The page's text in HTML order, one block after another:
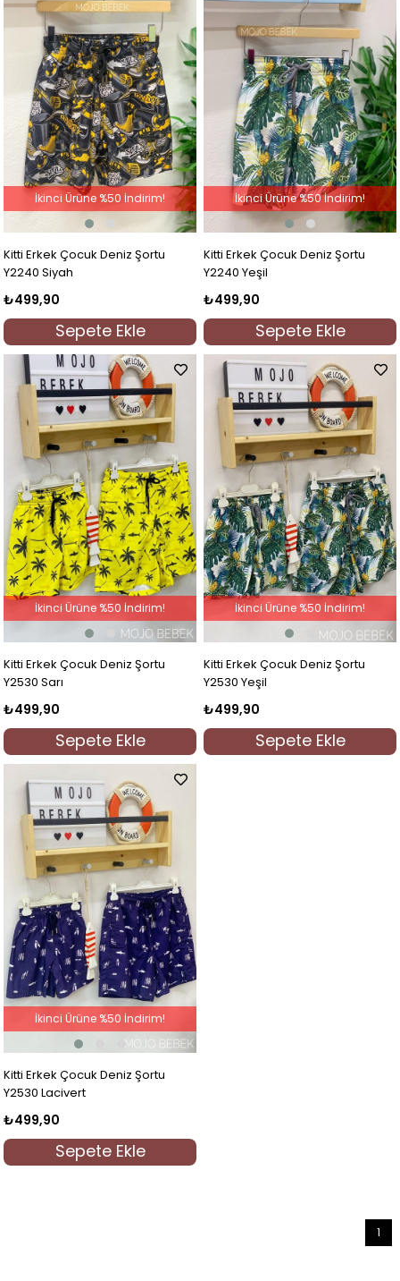
Kitti Erkek Çocuk Deniz Şortu
Y2240 Siyah
₺499,90
Sepete Ekle
İkinci Ürüne %50 İndirim!
Kitti Erkek Çocuk Deniz Şortu
Y2240 Yeşil
₺499,90
Sepete Ekle
İkinci Ürüne %50 İndirim!
Kitti Erkek Çocuk Deniz Şortu
Y2530 Sarı
₺499,90
Sepete Ekle
İkinci Ürüne %50 İndirim!
Kitti Erkek Çocuk Deniz Şortu
Y2530 Yeşil
₺499,90
Sepete Ekle
İkinci Ürüne %50 İndirim!
Kitti Erkek Çocuk Deniz Şortu
Y2530 Lacivert
₺499,90
Sepete Ekle
İkinci Ürüne %50 İndirim!
1